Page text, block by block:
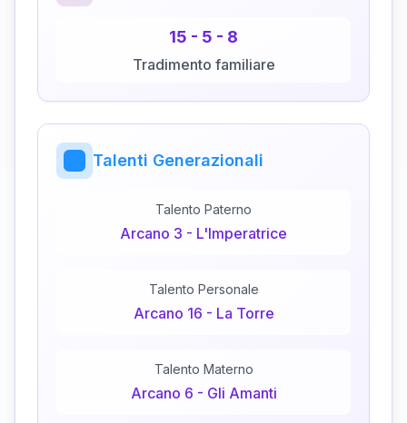
15 - 5 - 8
Tradimento familiare
Talenti Generazionali
Talento Paterno
Arcano 3 - L'Imperatrice
Talento Personale
Arcano 16 - La Torre
Talento Materno
Arcano 6 - Gli Amanti